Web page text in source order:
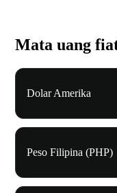
Mata uang
Dolar Amerika
Peso Filipina (PHP)